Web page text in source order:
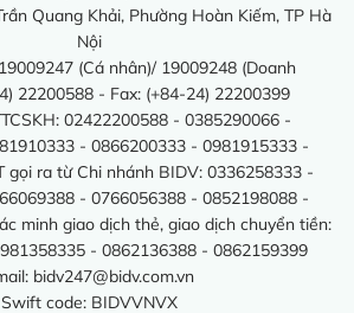
Quang Khải, Phường Hoàn Kiếm, TP Hà
Nội
(Cá nhân)/ 19009248 (Doanh
22200588 - Fax: (+84-24) 22200399
02422200588 - 0385290066 -
- 0866200333 - 0981915333 -
gọi ra từ Chi nhánh BIDV: 0336258333 -
- 0766056388 - 0852198088 -
minh giao dịch thẻ, giao dịch chuyển tiền:
- 0862136388 - 0862159399
bidv247@bidv.com.vn
Swift code: BIDVVNVX